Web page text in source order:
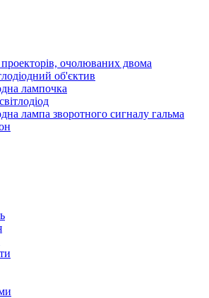
очолюваних двома
об'єктив
лампочка
лампа зворотного сигналу гальма